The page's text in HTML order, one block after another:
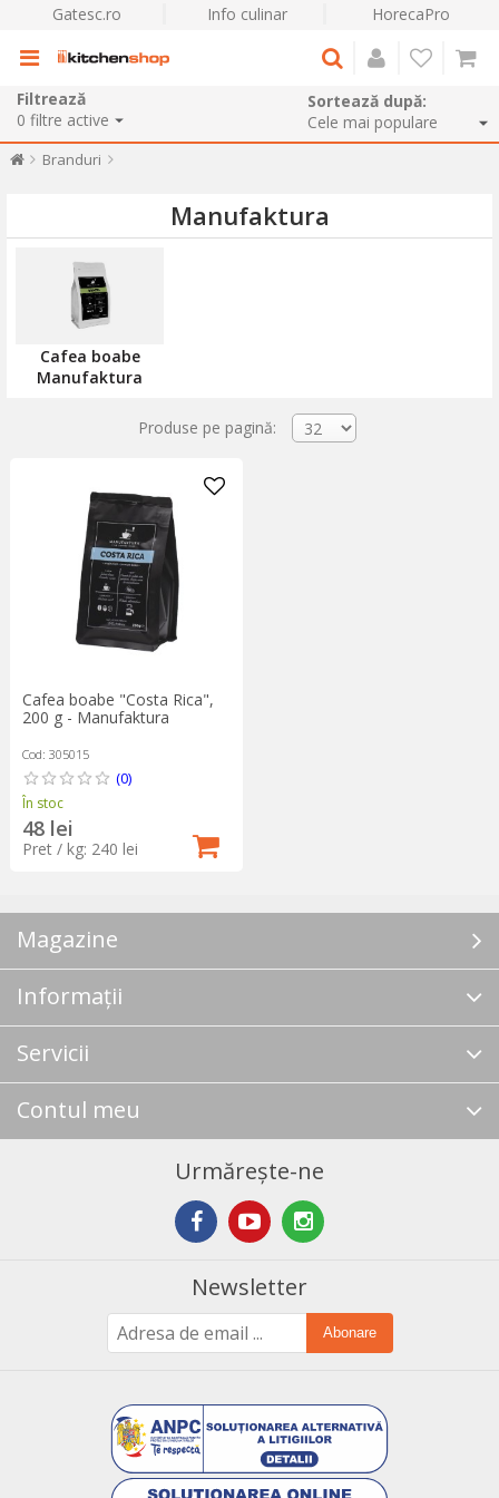
Gatesc.ro Info culinar HorecaPro
Filtrează
0 filtre active
Sortează după:
Branduri
Manufaktura
Cafea boabe
Manufaktura
Produse pe pagină:
Cafea boabe "Costa Rica",
200 g - Manufaktura
Cod: 305015
(0)
În stoc
48 lei
Pret / kg: 240 lei
Magazine
Informații
Servicii
Contul meu
Urmărește-ne
Newsletter
Abonare